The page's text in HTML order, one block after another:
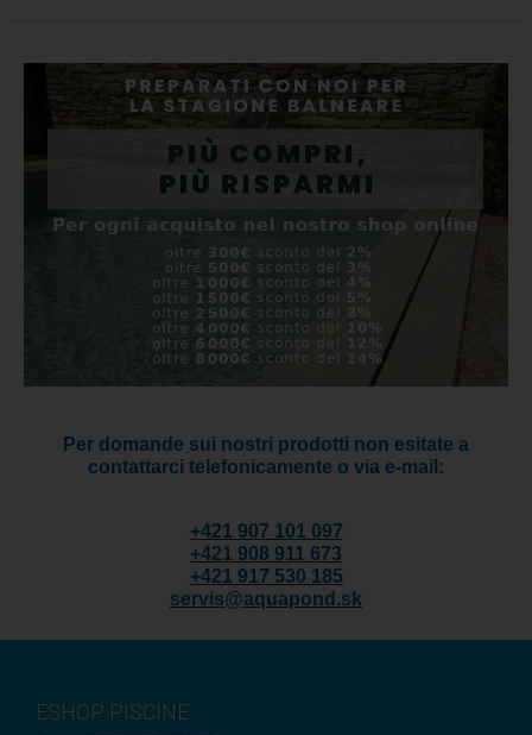
Per domande sui nostri prodotti non esitate a
contattarci telefonicamente o via e-mail:
+421 907 101 097
+421 908 911 673
+421 917 530 185
servis@aquapond.sk
ESHOP PISCINE